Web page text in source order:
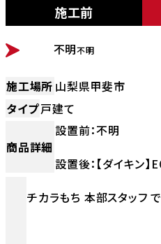
施工前
BEFORE
不明不明
施工場所 山梨県甲斐市
タイプ戸建て
商品詳細
設置前：不明
設置後：【ダイキン
チカラもち 本部スタッフ で